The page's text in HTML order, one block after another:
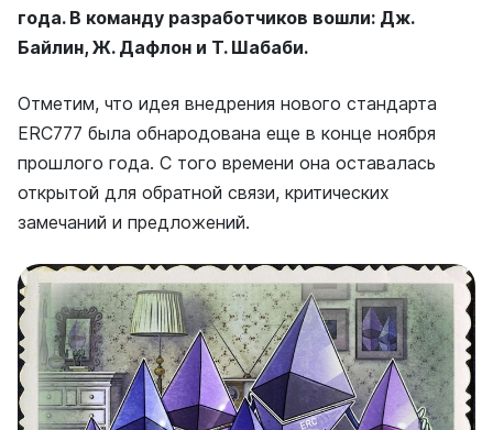
года. В команду разработчиков вошли: Дж.
Байлин, Ж. Дафлон и Т. Шабаби.
Отметим, что идея внедрения нового стандарта
ERC777 была обнародована еще в конце ноября
прошлого года. С того времени она оставалась
открытой для обратной связи, критических
замечаний и предложений.